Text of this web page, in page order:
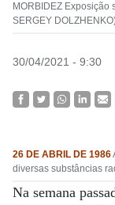
MORBIDEZ Exposição
SERGEY
30/04/2021 - 9:30
26 DE ABRIL DE 1986
diversas substâncias
Na semana